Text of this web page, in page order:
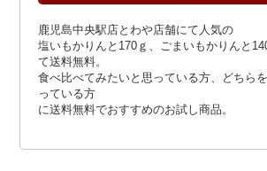
鹿児島中央駅店とわや店舗にて人気の
塩いもかりんと170ｇ、ごまいもかりんと
て送料無料。
食べ比べてみたいと思っている方、どちら
っている方
に送料無料でおすすめのお試し商品。